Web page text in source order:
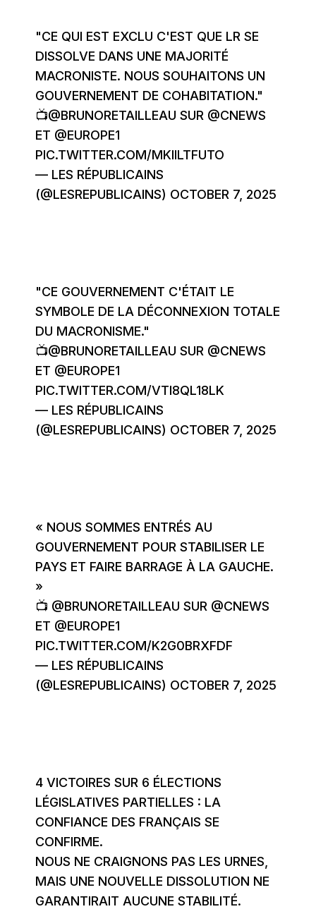
"CE QUI EST EXCLU C'EST QUE LR SE
DISSOLVE DANS UNE MAJORITÉ
MACRONISTE. NOUS SOUHAITONS UN
GOUVERNEMENT DE COHABITATION."
📺@BRUNORETAILLEAU SUR @CNEWS
ET @EUROPE1
PIC.TWITTER.COM/MKIILTFUTO
— LES RÉPUBLICAINS
(@LESREPUBLICAINS) OCTOBER 7, 2025
"CE GOUVERNEMENT C'ÉTAIT LE
SYMBOLE DE LA DÉCONNEXION TOTALE
DU MACRONISME."
📺@BRUNORETAILLEAU SUR @CNEWS
ET @EUROPE1
PIC.TWITTER.COM/VTI8QL18LK
— LES RÉPUBLICAINS
(@LESREPUBLICAINS) OCTOBER 7, 2025
« NOUS SOMMES ENTRÉS AU
GOUVERNEMENT POUR STABILISER LE
PAYS ET FAIRE BARRAGE À LA GAUCHE.
»
📺 @BRUNORETAILLEAU SUR @CNEWS
ET @EUROPE1
PIC.TWITTER.COM/K2G0BRXFDF
— LES RÉPUBLICAINS
(@LESREPUBLICAINS) OCTOBER 7, 2025
4 VICTOIRES SUR 6 ÉLECTIONS
LÉGISLATIVES PARTIELLES : LA
CONFIANCE DES FRANÇAIS SE
CONFIRME.
NOUS NE CRAIGNONS PAS LES URNES,
MAIS UNE NOUVELLE DISSOLUTION NE
GARANTIRAIT AUCUNE STABILITÉ.